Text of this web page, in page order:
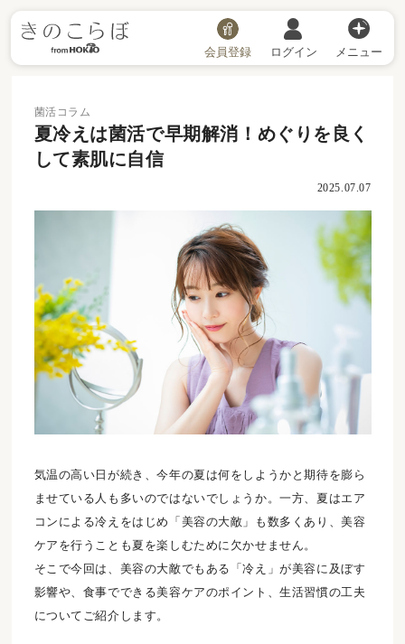
会員登録 ログイン メニュー
菌活コラム
夏冷えは菌活で早期解消！めぐりを良く
して素肌に自信
2025.07.07
気温の高い日が続き、今年の夏は何をしようかと期待を膨ら
ませている人も多いのではないでしょうか。一方、夏はエア
コンによる冷えをはじめ「美容の大敵」も数多くあり、美容
ケアを行うことも夏を楽しむために欠かせません。
そこで今回は、美容の大敵でもある「冷え」が美容に及ぼす
影響や、食事でできる美容ケアのポイント、生活習慣の工夫
についてご紹介します。